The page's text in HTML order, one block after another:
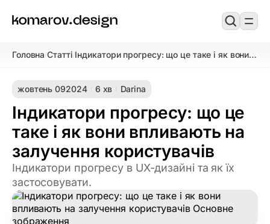
Головна/Статті/Індикатори прогресу: що це таке і як вони
жовтень 092024 6 хв Darina
Індикатори прогресу: що це
таке і як вони впливають на
залучення користувачів
Індикатори прогресу в UX-дизайні та як їх
застосовувати.